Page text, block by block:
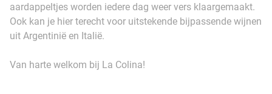
aardappeltjes worden iedere dag weer vers klaargemaakt.
Ook kan je hier terecht voor uitstekende bijpassende wijnen
uit Argentinië en Italië.
Van harte welkom bij La Colina!